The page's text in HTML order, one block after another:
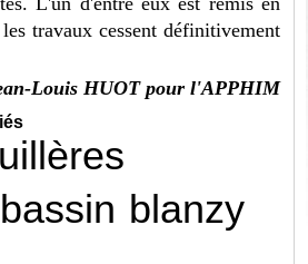
travaux cessent définitivement
Louis HUOT pour l'APPHIM
bassin blanzy